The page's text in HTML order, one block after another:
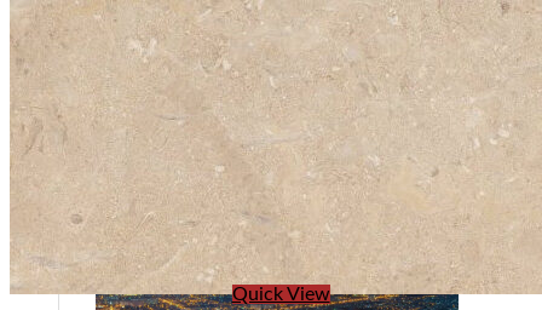
Tuyển dụng
Kiến tạo
Quick View